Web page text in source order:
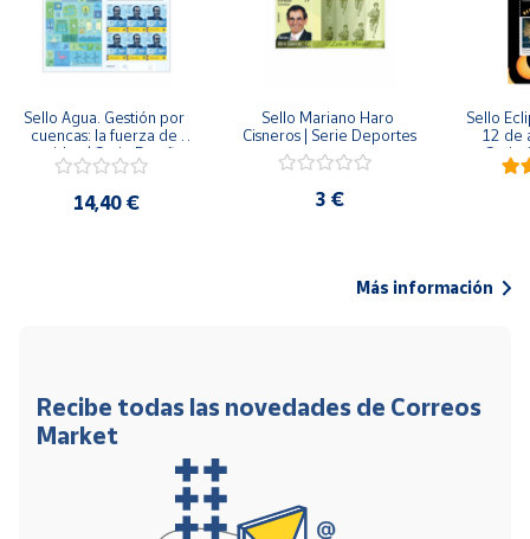
Sello Agua. Gestión por
cuencas: la fuerza de
una idea.| Serie España
ES| Pliego Premium
14,40 €
Sello Mariano Haro
Cisneros | Serie Deportes
3 €
Sello
12 de
Serie
Más información
Recibe todas las novedades de Correos
Market